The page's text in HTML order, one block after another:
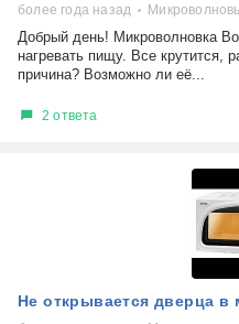
более года назад
Добрый день! Микроволновка
нагревать пищу. Все крутится,
причина? Возможно ли её...
2 ответа
Не открывается дверца в